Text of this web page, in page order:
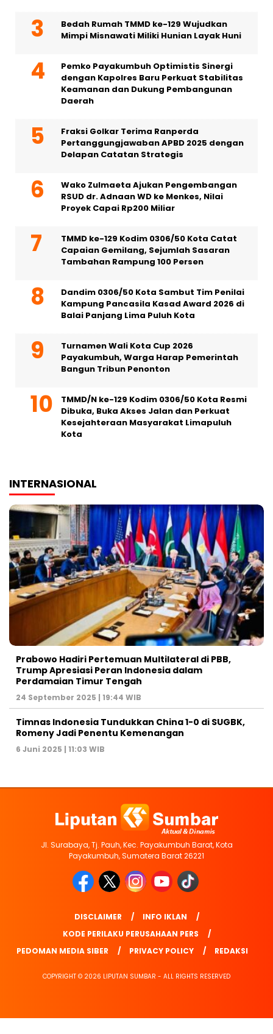
Bedah Rumah TMMD ke-129 Wujudkan
Mimpi Misnawati Miliki Hunian Layak Huni
Pemko Payakumbuh Optimistis Sinergi
dengan Kapolres Baru Perkuat Stabilitas
Keamanan dan Dukung Pembangunan
Daerah
Fraksi Golkar Terima Ranperda
Pertanggungjawaban APBD 2025 dengan
Delapan Catatan Strategis
Wako Zulmaeta Ajukan Pengembangan
RSUD dr. Adnaan WD ke Menkes, Nilai
Proyek Capai Rp200 Miliar
TMMD ke-129 Kodim 0306/50 Kota Catat
Capaian Gemilang, Sejumlah Sasaran
Tambahan Rampung 100 Persen
Dandim 0306/50 Kota Sambut Tim Penilai
Kampung Pancasila Kasad Award 2026 di
Balai Panjang Lima Puluh Kota
Turnamen Wali Kota Cup 2026
Payakumbuh, Warga Harap Pemerintah
Bangun Tribun Penonton
TMMD/N ke-129 Kodim 0306/50 Kota Resmi
Dibuka, Buka Akses Jalan dan Perkuat
Kesejahteraan Masyarakat Limapuluh
Kota
INTERNASIONAL
Prabowo Hadiri Pertemuan Multilateral di PBB,
Trump Apresiasi Peran Indonesia dalam
Perdamaian Timur Tengah
24 September 2025 | 19:44 WIB
Timnas Indonesia Tundukkan China 1-0 di SUGBK,
Romeny Jadi Penentu Kemenangan
6 Juni 2025 | 11:03 WIB
Jl. Surabaya, Tj. Pauh, Kec. Payakumbuh Barat, Kota
Payakumbuh, Sumatera Barat 26221
DISCLAIMER
INFO IKLAN
KODE PERILAKU PERUSAHAAN PERS
PEDOMAN MEDIA SIBER
PRIVACY POLICY REDAKSI
COPYRIGHT © 2026 LIPUTAN SUMBAR - ALL RIGHTS RESERVED